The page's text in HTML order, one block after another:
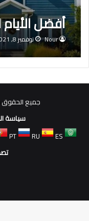
أفضل الأيام
Nour نوفمبر 8, 2021
جميع الحقوق
سياسة
PT RU
ES